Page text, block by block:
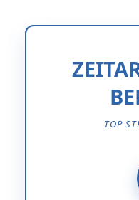
TOP